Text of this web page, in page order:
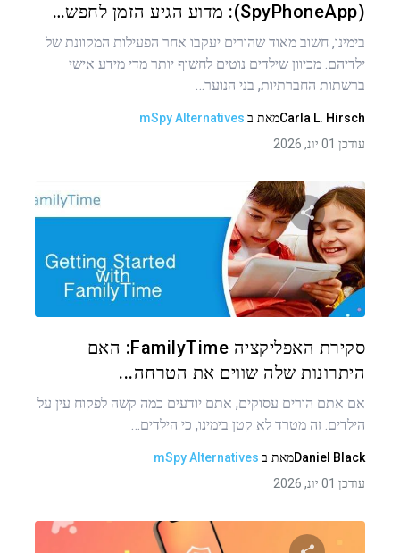
(SpyPhoneApp): מדוע הגיע הזמן לחפש…
בימינו, חשוב מאוד שהורים יעקבו אחר הפעילות המקוונת של
ילדיהם. מכיוון שילדים נוטים לחשוף יותר מדי מידע אישי
ברשתות החברתיות, בני הנוער…
Carla L. Hirschמאת ב mSpy Alternatives
עודכן 01 יונ, 2026
שתף מאמר זה
סקירת האפליקציה FamilyTime: האם
היתרונות שלה שווים את הטרחה...
אם אתם הורים עסוקים, אתם יודעים כמה קשה לפקוח עין על
הילדים. זה מטרד לא קטן בימינו, כי הילדים…
Daniel Blackמאת ב mSpy Alternatives
עודכן 01 יונ, 2026